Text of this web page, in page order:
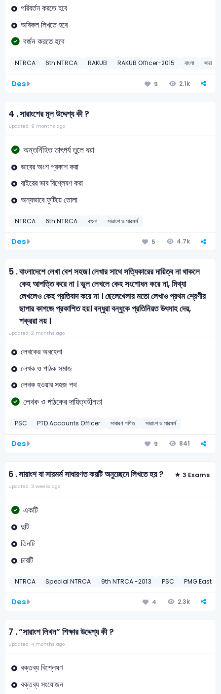
পরিবর্তন করতে হবে
অবিকল লিখতে হবে
বর্জন করতে হবে
NTRCA 6th NTRCA RAKUB RAKUB Officer-2015 বাংলা সারাংশ
Des 9 2.1k
4 .সারাংশের মূল উদ্দেশ্য কী ?
Updated: 9 months ago
অন্তর্নিহিত তাৎপর্য তুলে ধরা
ভাবের অংশ প্রকাশ করা
বাইরের ভাব বিশ্লেষণ করা
অন্যভাবে ফুটিয়ে তোলা
NTRCA 6th NTRCA বাংলা সারাংশ ও সারমর্ম
Des 5 4.7k
5 .বাংলাদেশে লেখা বেশ সহজ। লেখার সাথে সত্যিকারের দায়িত্ব না থাকলে
কেহ আপত্তি করে না । ভুল লেখলে কেহ সংশোধন করে না, মিথ্যা
লেখলেও কেহ প্রতিবাদ করে না । ছেলেখেলার মতো লেখাও প্রথম শ্রেণীর
ছাপার কাগজে প্রকাশিত হয়। বন্ধুরা বন্ধুকে প্রতিনিয়ত উৎসাহ দেয়,
শক্ররা নয় ।
Updated: 2 months ago
লেখকের অবহেলা
লেখক ও পাঠক সমাজ
লেখক হওয়ার সহজ পথ
লেখক ও পাঠকের দায়িত্বহীনতা
PSC PTD Accounts Officer সাধারণ গণিত সারাংশ ও সারমর্ম
Des 9 841
6 .সারাংশ বা সারমর্ম সাধারণত কয়টি অনুচ্ছেদে লিখতে হয় ? 3 Exams
Updated: 3 weeks ago
একটি
দুটি
তিনটি
চারটি
NTRCA Special NTRCA 9th NTRCA -2013 PSC PMG East,
Des 4 2.3k
7 .“সারাংশ লিখন” শিক্ষার উদ্দেশ্য কী ?
Updated: 4 months ago
বক্তব্য বিশ্লেষণ
বক্তব্য সংযোজন